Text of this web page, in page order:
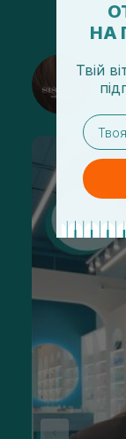
НА
Твій
email